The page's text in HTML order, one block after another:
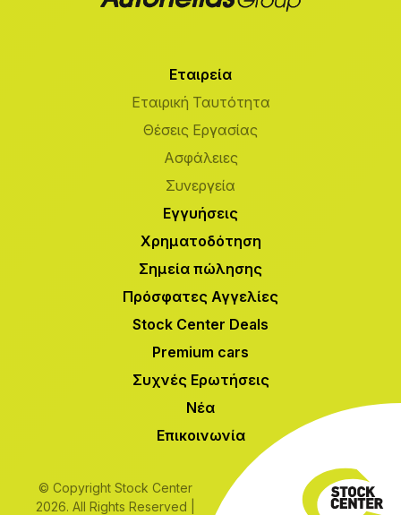
Εταιρεία
Εταιρική Ταυτότητα
Θέσεις Εργασίας
Ασφάλειες
Συνεργεία
Εγγυήσεις
Χρηματοδότηση
Σημεία πώλησης
Πρόσφατες Αγγελίες
Stock Center Deals
Premium cars
Συχνές Ερωτήσεις
Νέα
Επικοινωνία
© Copyright Stock Center
2026. All Rights Reserved |